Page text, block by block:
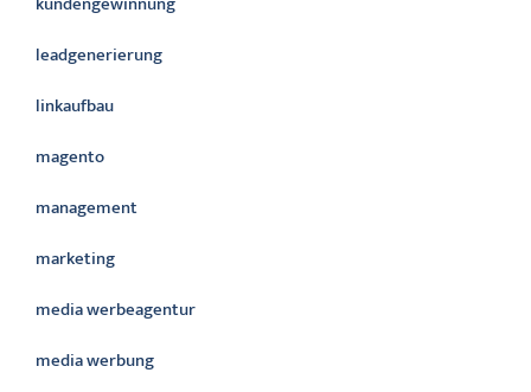
leadgenerierung
linkaufbau
magento
management
marketing
media werbeagentur
media werbung